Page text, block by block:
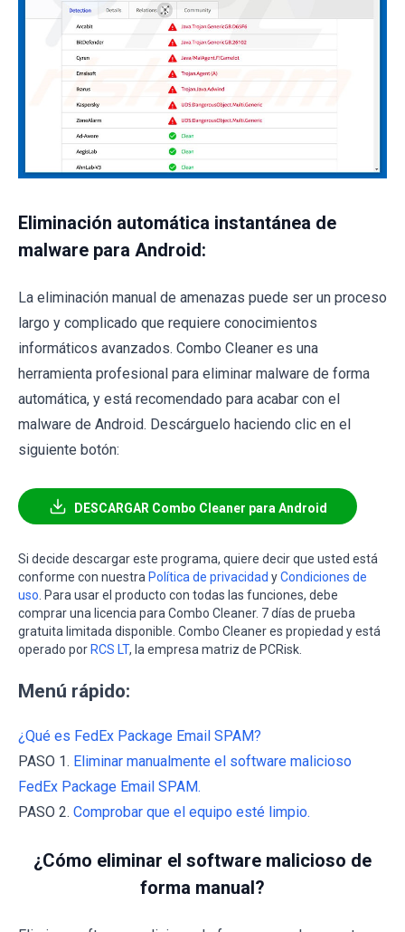
Eliminación automática instantánea de
malware para Android:
La eliminación manual de amenazas puede ser un proceso
largo y complicado que requiere conocimientos
informáticos avanzados. Combo Cleaner es una
herramienta profesional para eliminar malware de forma
automática, y está recomendado para acabar con el
malware de Android. Descárguelo haciendo clic en el
siguiente botón:
DESCARGAR Combo Cleaner para Android
Si decide descargar este programa, quiere decir que usted está
conforme con nuestra Política de privacidad yCondiciones de
uso . Para usar el producto con todas las funciones, debe
comprar una licencia para Combo Cleaner. 7 días de prueba
gratuita limitada disponible. Combo Cleaner es propiedad y está
operado por RCS LT, la empresa matriz de PCRisk.
Menú rápido:
¿Qué es FedEx Package Email SPAM?
PASO 1. Eliminar manualmente el software malicioso
FedEx Package Email SPAM.
PASO 2. Comprobar que el equipo esté limpio.
¿Cómo eliminar el software malicioso de
forma manual?